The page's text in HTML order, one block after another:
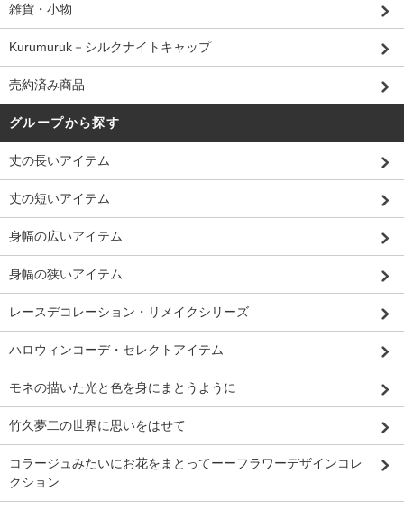
雑貨・小物
Kurumuruk－シルクナイトキャップ
売約済み商品
グループから探す
丈の長いアイテム
丈の短いアイテム
身幅の広いアイテム
身幅の狭いアイテム
レースデコレーション・リメイクシリーズ
ハロウィンコーデ・セレクトアイテム
モネの描いた光と色を身にまとうように
竹久夢二の世界に思いをはせて
コラージュみたいにお花をまとってーーフラワーデザインコレ
クション